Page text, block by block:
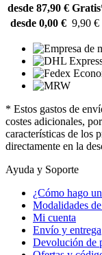
desde 87,90 €
desde 0,00 € 9,90 €
* Estos gastos de
costes adicionales,
características de los
directamente en la
Ayuda y Soporte
¿Cómo hago
Modalidades
Mi cuenta
Envío y entrega
Devolución de